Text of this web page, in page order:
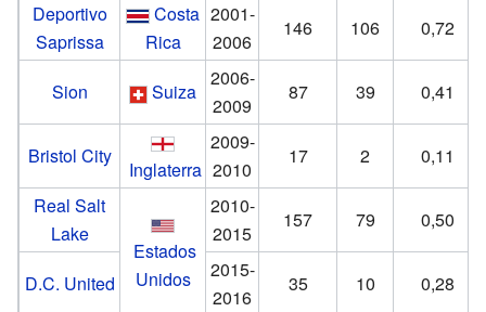
Deportivo
Saprissa
Costa
Rica
2001-
2006
146 106 0,72
Sion Suiza
2006-
2009
87 39 0,41
Bristol City
Inglaterra
2009-
2010
17 2
0,11
Real Salt
Lake
Estados
Unidos
2010-
2015
157 79 0,50
D.C. United
2015-
2016
35 10
0,28